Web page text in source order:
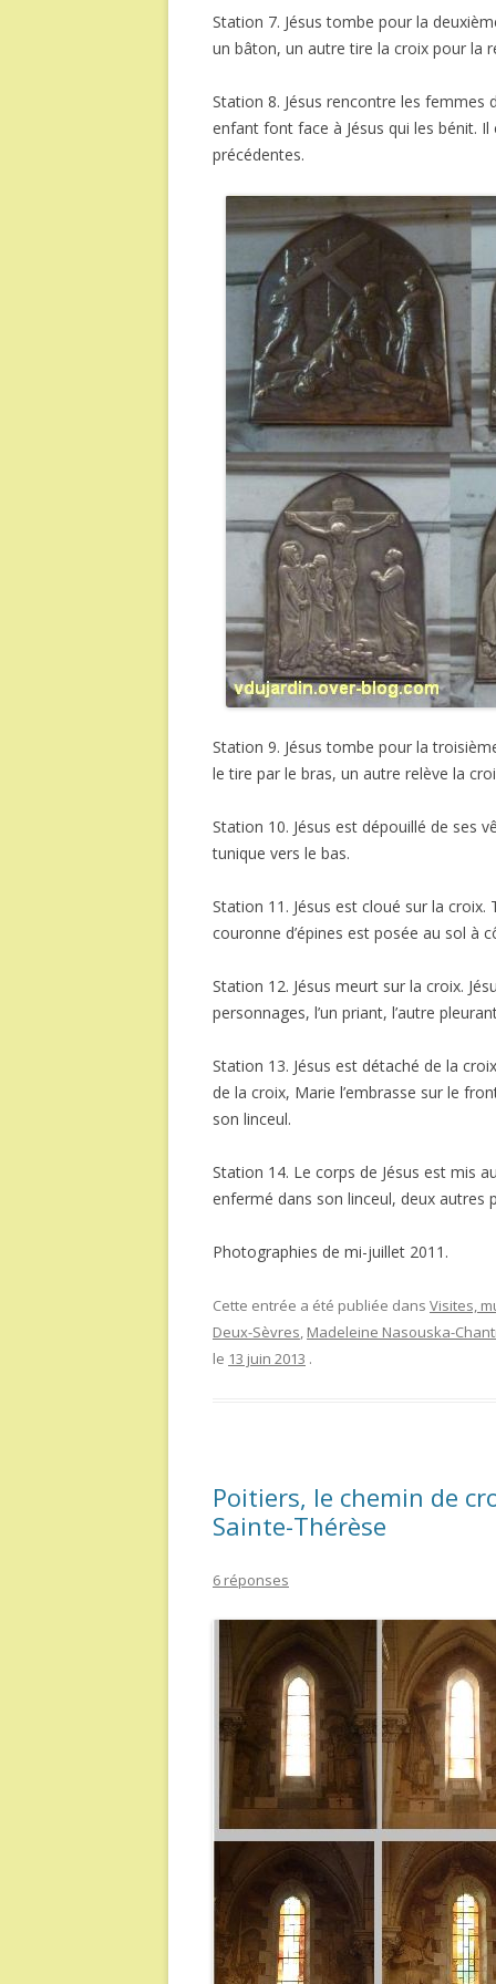
Station 7. Jésus tombe pour la
un bâton, un autre tire la croix pour la
Station 8. Jésus rencontre les femmes
enfant font face à Jésus qui les bénit.
précédentes.
Station 9. Jésus tombe pour la
le tire par le bras, un autre relève la
Station 10. Jésus est dépouillé de ses
tunique vers le bas.
Station 11. Jésus est cloué sur la
couronne d’épines est posée au sol à
Station 12. Jésus meurt sur la croix.
personnages, l’un priant, l’autre
Station 13. Jésus est détaché de la
de la croix, Marie l’embrasse sur le
son linceul.
Station 14. Le corps de Jésus est mis
enfermé dans son linceul, deux autres
Photographies de mi-juillet 2011.
Cette entrée a été publiée dans Visites,
Deux-Sèvres, Madeleine Nasouska-
le 13 juin 2013 .
Poitiers, le chemin de
Sainte-Thérèse
6 réponses